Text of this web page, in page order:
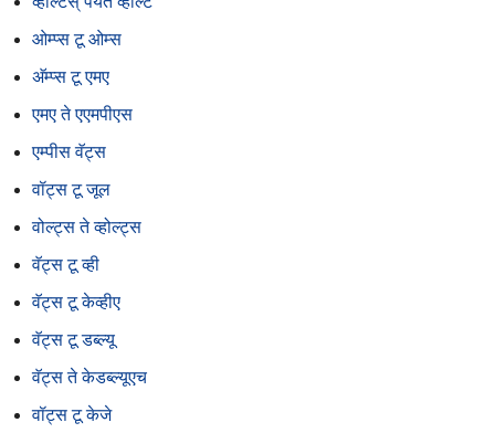
ओम्प्स टू ओम्स
अ‍ॅम्प्स टू एमए
एमए ते एएमपीएस
एम्पीस वॅट्स
वॉट्स टू जूल
वोल्ट्स ते व्होल्ट्स
वॅट्स टू व्ही
वॅट्स टू केव्हीए
वॅट्स टू डब्ल्यू
वॅट्स ते केडब्ल्यूएच
वॉट्स टू केजे